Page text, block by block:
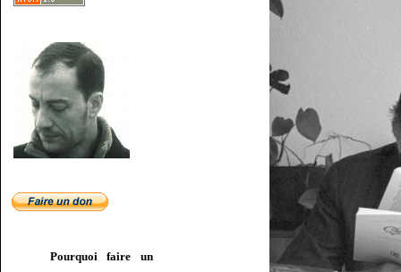
Pourquoi faire un